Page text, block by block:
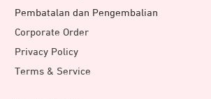
Pembatalan dan Pengembalian
Corporate Order
Privacy Policy
Terms & Service